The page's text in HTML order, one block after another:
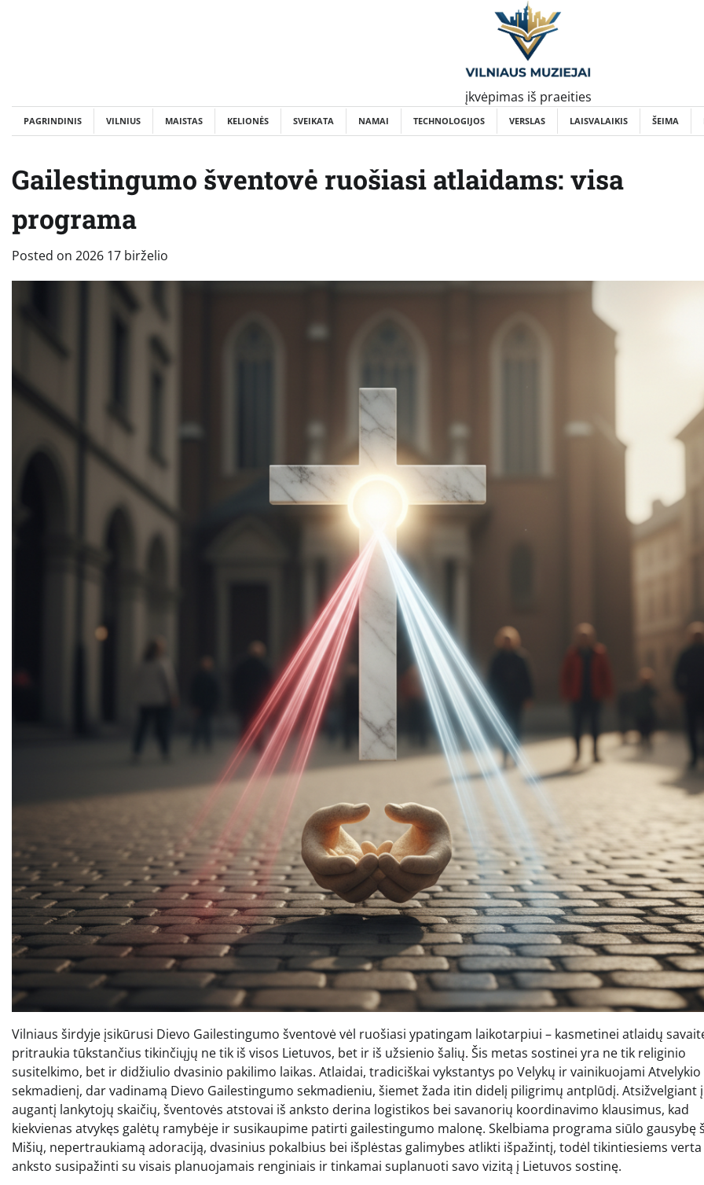
įkvėpimas iš praeities
PAGRINDINIS VILNIUS MAISTAS KELIONĖS SVEIKATA NAMAI TECHNOLOGIJOS VERSLAS LAISVALAIKIS ŠEIMA
Gailestingumo šventovė ruošiasi atlaidams: visa
programa
Posted on 2026 17 birželio
Vilniaus širdyje įsikūrusi Dievo Gailestingumo šventovė vėl ruošiasi ypatingam laikotarpiui – kasmetinei atlaidų
pritraukia tūkstančius tikinčiųjų ne tik iš visos Lietuvos, bet ir iš užsienio šalių. Šis metas sostinei yra ne tik religinio
susitelkimo, bet ir didžiulio dvasinio pakilimo laikas. Atlaidai, tradiciškai vykstantys po Velykų ir vainikuojami Atvelykio
sekmadienį, dar vadinamą Dievo Gailestingumo sekmadieniu, šiemet žada itin didelį piligrimų antplūdį. Atsižvelgiant į
augantį lankytojų skaičių, šventovės atstovai iš anksto derina logistikos bei savanorių koordinavimo klausimus, kad
kiekvienas atvykęs galėtų ramybėje ir susikaupime patirti gailestingumo malonę. Skelbiama programa siūlo gausybę
Mišių, nepertraukiamą adoraciją, dvasinius pokalbius bei išplėstas galimybes atlikti išpažintį, todėl tikintiesiems verta
anksto susipažinti su visais planuojamais renginiais ir tinkamai suplanuoti savo vizitą į Lietuvos sostinę.